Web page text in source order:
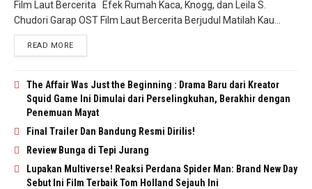
Film Laut Bercerita Efek Rumah Kaca, Knogg, dan Leila S.
Chudori Garap OST Film Laut Bercerita Berjudul Matilah Kau...
READ MORE
The Affair Was Just the Beginning : Drama Baru dari Kreator
Squid Game Ini Dimulai dari Perselingkuhan, Berakhir dengan
Penemuan Mayat
Final Trailer Dan Bandung Resmi Dirilis!
Review Bunga di Tepi Jurang
Lupakan Multiverse! Reaksi Perdana Spider Man: Brand New Day
Sebut Ini Film Terbaik Tom Holland Sejauh Ini